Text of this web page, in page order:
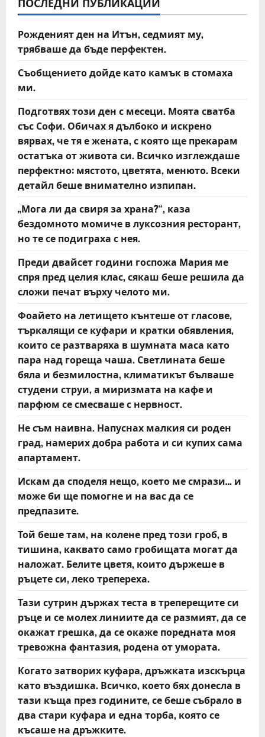
i
g
a
t
i
o
n
Рожденият ден на Итън, седмият му,
трябваше да бъде перфектен.
Съобщението дойде като камък в стомаха
ми.
Подготвях този ден с месеци. Моята сватба
със Софи. Обичах я дълбоко и искрено
вярвах, че тя е жената, с която ще прекарам
остатъка от живота си. Всичко изглеждаше
перфектно: мястото, цветята, менюто. Всеки
детайл беше внимателно изпипан.
„Мога ли да свиря за храна?“, каза
бездомното момиче в луксозния ресторант,
но те се подиграха с нея.
Преди двайсет години госпожа Мария ме
спря пред целия клас, сякаш беше решила да
сложи печат върху челото ми.
Фоайето на летището кънтеше от гласове,
търкалящи се куфари и кратки обявления,
които се разтваряха в шумната маса като
пара над гореща чаша. Светлината беше
бяла и безмилостна, климатикът бълваше
студени струи, а миризмата на кафе и
парфюм се смесваше с нервност.
Не съм наивна. Напуснах малкия си роден
град, намерих добра работа и си купих сама
апартамент.
Искам да споделя нещо, което ме смрази… и
може би ще помогне и на вас да се
предпазите.
Той беше там, на колене пред този гроб, в
тишина, каквато само гробищата могат да
наложат. Белите цветя, които държеше в
ръцете си, леко трепереха.
Тази сутрин държах теста в треперещите си
ръце и се молех линиите да се размият, да се
окажат грешка, да се окаже поредната моя
тревожна фантазия, родена от умората.
Когато затворих куфара, дръжката изскърца
като въздишка. Всичко, което бях донесла в
тази къща през годините, се беше събрало в
два стари куфара и една торба, която се
късаше на дръжките.